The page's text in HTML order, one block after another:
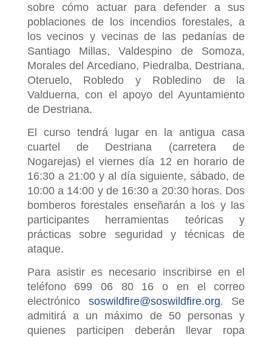
sobre cómo actuar para defender a sus
poblaciones de los incendios forestales, a
los vecinos y vecinas de las pedanías de
Santiago Millas, Valdespino de Somoza,
Morales del Arcediano, Piedralba, Destriana,
Oteruelo, Robledo y Robledino de la
Valduerna, con el apoyo del Ayuntamiento
de Destriana.
El curso tendrá lugar en la antigua casa
cuartel de Destriana (carretera de
Nogarejas) el viernes día 12 en horario de
16:30 a 21:00 y al día siguiente, sábado, de
10:00 a 14:00 y de 16:30 a 20:30 horas. Dos
bomberos forestales enseñarán a los y las
participantes herramientas teóricas y
prácticas sobre seguridad y técnicas de
ataque.
Para asistir es necesario inscribirse en el
teléfono 699 06 80 16 o en el correo
electrónico soswildfire@soswildfire.org. Se
admitirá a un máximo de 50 personas y
quienes participen deberán llevar ropa